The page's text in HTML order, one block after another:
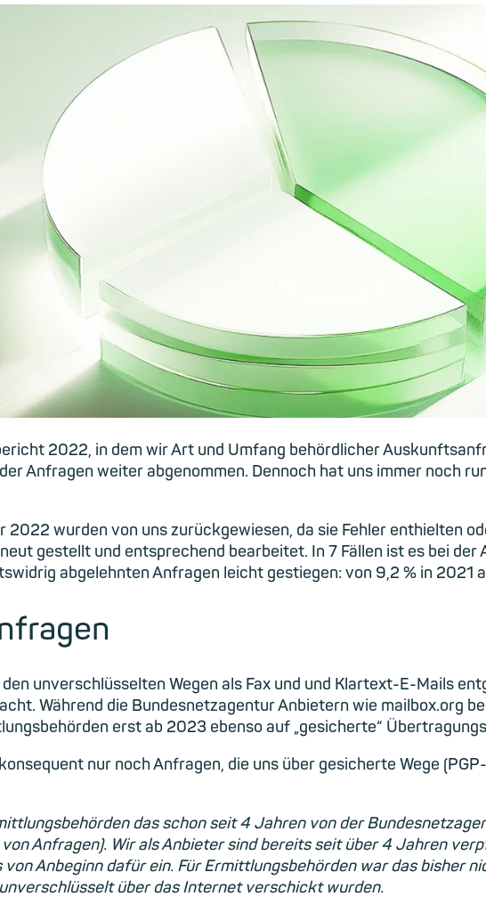
2022, in dem wir Art und Umfang behördlicher
Anfragen weiter abgenommen. Dennoch hat uns immer noch
wurden von uns zurückgewiesen, da sie Fehler enthielten
gestellt und entsprechend bearbeitet. In 7 Fällen ist es bei der
abgelehnten Anfragen leicht gestiegen: von 9,2 % in 2021
unverschlüsselten Wegen als Fax und und Klartext-E-Mails
Während die Bundesnetzagentur Anbietern wie mailbox.org
erst ab 2023 ebenso auf „gesicherte“
nur noch Anfragen, die uns über gesicherte Wege
das schon seit 4 Jahren von der
Anfragen). Wir als Anbieter sind bereits seit über 4 Jahren
Anbeginn dafür ein. Für Ermittlungsbehörden war das bisher
über das Internet verschickt wurden.